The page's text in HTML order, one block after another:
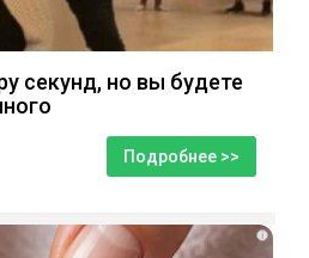
секунд, но вы будете
Подробнее >>
i